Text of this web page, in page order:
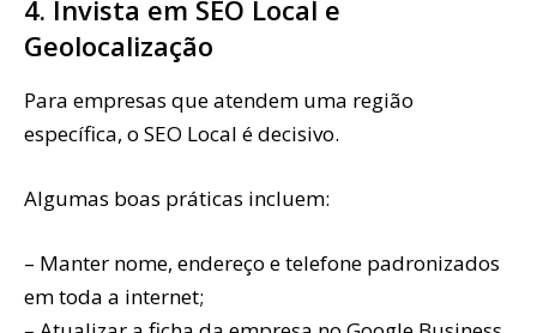
4. Invista em SEO Local e
Geolocalização
Para empresas que atendem uma região
específica, o SEO Local é decisivo.
Algumas boas práticas incluem:
– Manter nome, endereço e telefone padronizados
em toda a internet;